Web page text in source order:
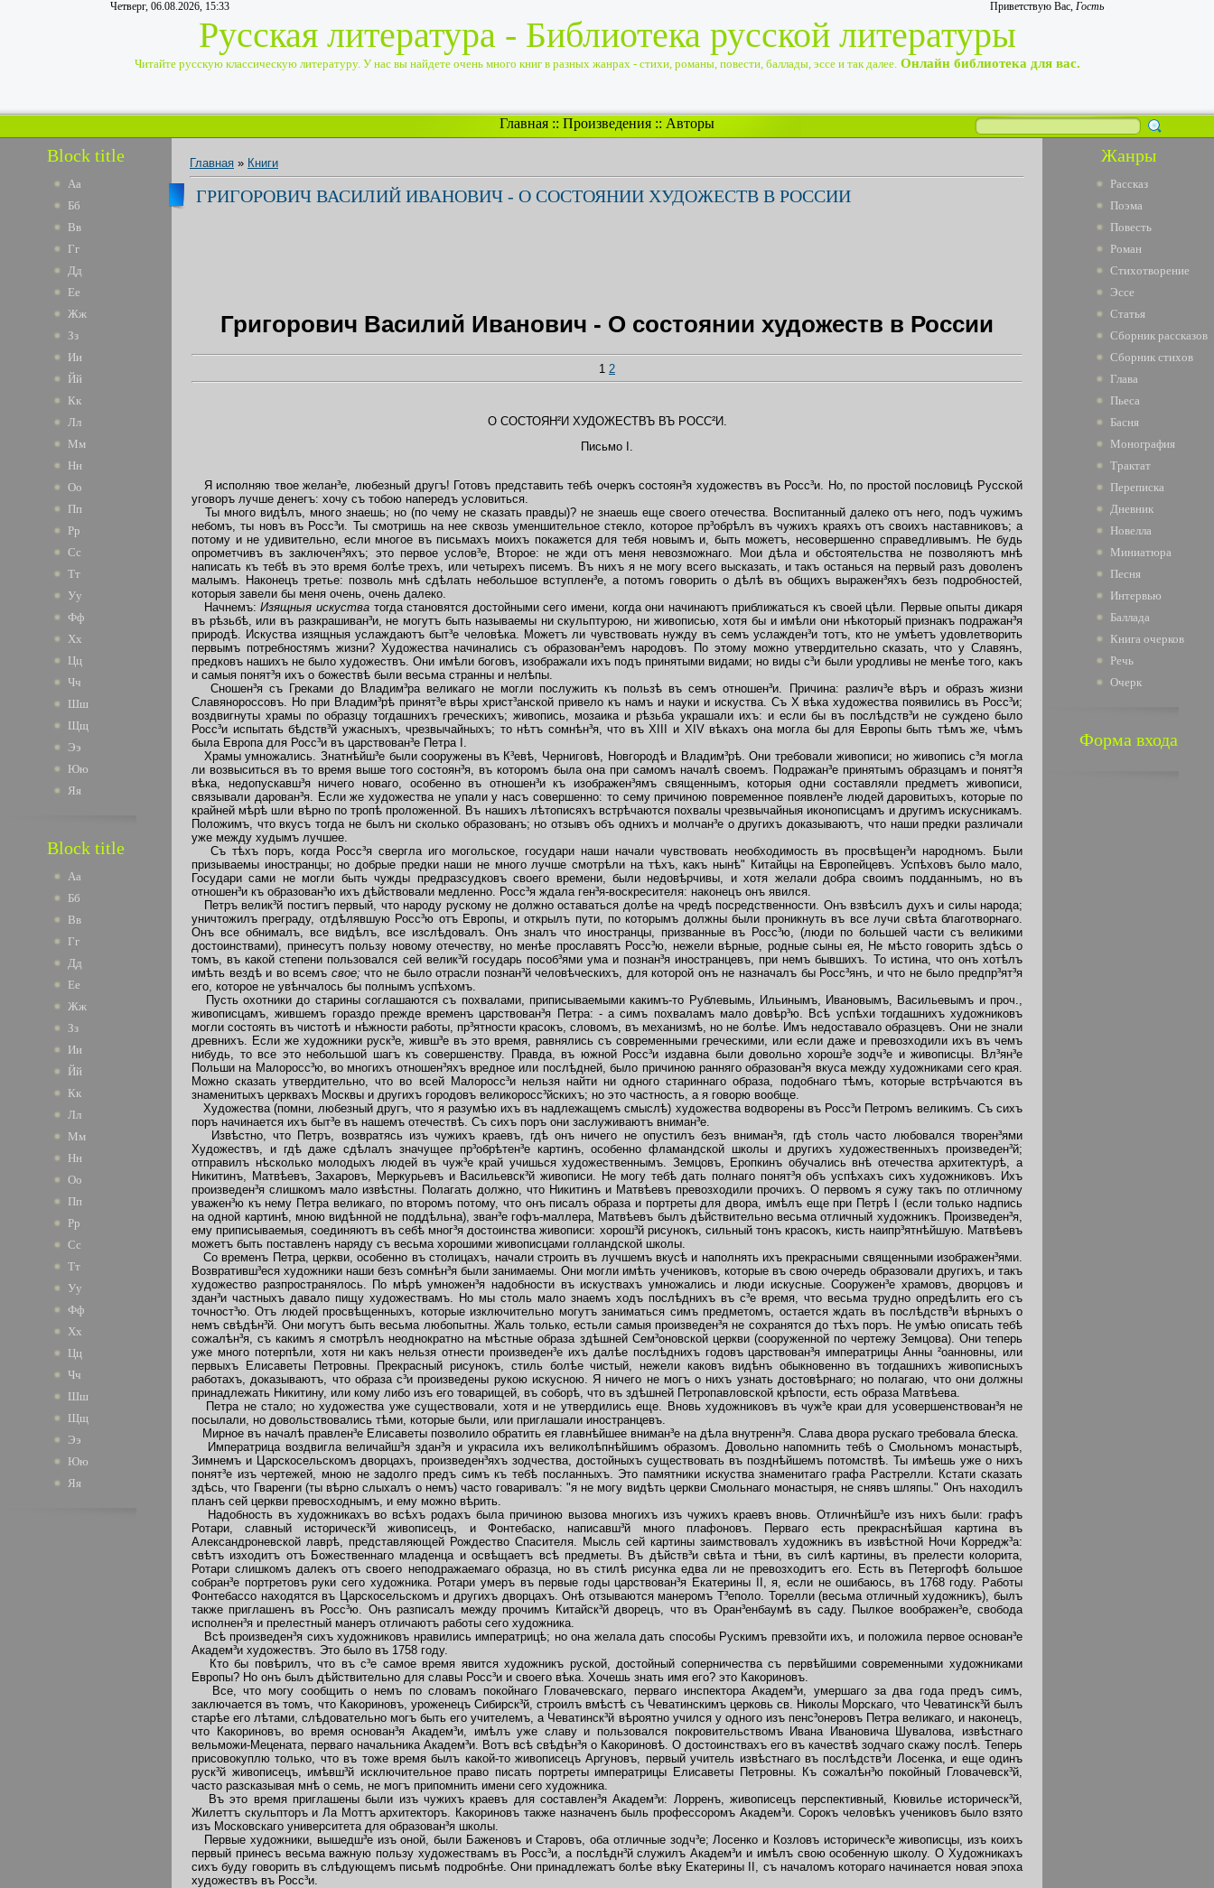
Четверг, 06.08.2026, 15:33 Приветствую Вас, Гость
Русская литература - Библиотека русской литературы
Читайте русскую классическую литературу. У нас вы найдете очень много книг в разных жанрах - стихи, романы, повести, баллады, эссе и так далее. Онлайн библиотека для вас.
Главная :: Произведения :: Авторы
Block title
Аа
Бб
Вв
Гг
Дд
Ее
Жж
Зз
Ии
Йй
Кк
Лл
Мм
Нн
Оо
Пп
Рр
Сс
Тт
Уу
Фф
Хх
Цц
Чч
Шш
Щщ
Ээ
Юю
Яя
Block title
Аа
Бб
Вв
Гг
Дд
Ее
Жж
Зз
Ии
Йй
Кк
Лл
Мм
Нн
Оо
Пп
Рр
Сс
Тт
Уу
Фф
Хх
Цц
Чч
Шш
Щщ
Ээ
Юю
Яя
Главная » Книги
ГРИГОРОВИЧ ВАСИЛИЙ ИВАНОВИЧ - О СОСТОЯНИИ ХУДОЖЕСТВ В РОССИИ
Григорович Василий Иванович - О состоянии художеств в России
1 2
О СОСТОЯН²И ХУДОЖЕСТВЪ ВЪ РОСС²И.
Письмо I.
Я исполняю твое желан³е, любезный другъ! Готовъ представить тебѣ очеркъ состоян³я художествъ въ Росс³и. Но, по простой пословицѣ Русской
уговоръ лучше денегъ: хочу съ тобою напередъ условиться.
Ты много видѣлъ, много знаешь; но (по чему не сказать правды)? не знаешь еще своего отечества. Воспитанный далеко отъ него, подъ чужимъ
небомъ, ты новъ въ Росс³и. Ты смотришь на нее сквозь уменшительное стекло, которое пр³обрѣлъ въ чужихъ краяхъ отъ своихъ наставниковъ; а
потому и не удивительно, если многое въ письмахъ моихъ покажется для тебя новымъ и, быть можетъ, несовершенно справедливымъ. Не будь
опрометчивъ въ заключен³яхъ; это первое услов³е, Второе: не жди отъ меня невозможнаго. Мои дѣла и обстоятельства не позволяютъ мнѣ
написать къ тебѣ въ это время болѣе трехъ, или четырехъ писемъ. Въ нихъ я не могу всего высказать, и такъ останься на первый разъ доволенъ
малымъ. Наконецъ третье: позволь мнѣ сдѣлать небольшое вступлен³е, а потомъ говорить о дѣлѣ въ общихъ выражен³яхъ безъ подробностей,
которыя завели бы меня очень, очень далеко.
Начнемъ:Изящныя искуства тогда становятся достойными сего имени, когда они начинаютъ приближаться къ своей цѣли. Первые опыты дикаря
въ рѣзьбѣ, или въ разкрашиван³и, не могутъ быть называемы ни скульптурою, ни живописью, хотя бы и имѣли они нѣкоторый признакъ подражан³я
природѣ. Искуства изящныя услаждаютъ быт³е человѣка. Можетъ ли чувствовать нужду въ семъ услажден³и тотъ, кто не умѣетъ удовлетворить
первымъ потребностямъ жизни? Художества начинались съ образован³емъ народовъ. По этому можно утвердительно сказать, что у Славянъ,
предковъ нашихъ не было художествъ. Они имѣли боговъ, изображали ихъ подъ принятыми видами; но виды с³и были уродливы не менѣе того, какъ
и самыя понят³я ихъ о божествѣ были весьма странны и нелѣпы.
Сношен³я съ Греками до Владим³ра великаго не могли послужить къ пользѣ въ семъ отношен³и. Причина: различ³е вѣръ и образъ жизни
Славянороссовъ. Но при Владим³рѣ принят³е вѣры христ³анской привело къ намъ и науки и искуства. Съ X вѣка художества появились въ Росс³и;
воздвигнуты храмы по образцу тогдашнихъ греческихъ; живопись, мозаика и рѣзьба украшали ихъ: и если бы въ послѣдств³и не суждено было
Росс³и испытать бѣдств³й ужасныхъ, чрезвычайныхъ; то нѣтъ сомнѣн³я, что въ XIII и XIV вѣкахъ она могла бы для Европы быть тѣмъ же, чѣмъ
была Европа для Росс³и въ царствован³е Петра I.
Храмы умножались. Знатнѣйш³е были сооружены въ К³евѣ, Черниговѣ, Новгородѣ и Владим³рѣ. Они требовали живописи; но живопись с³я могла
ли возвыситься въ то время выше того состоян³я, въ которомъ была она при самомъ началѣ своемъ. Подражан³е принятымъ образцамъ и понят³я
вѣка, недопускавш³я ничего новаго, особенно въ отношен³и къ изображен³ямъ священнымъ, которыя одни составляли предметъ живописи,
связывали дарован³я. Если же художества не упали у насъ совершенно: то сему причиною повременное появлен³е людей даровитыхъ, которые по
крайней мѣрѣ шли вѣрно по тропѣ проложенной. Въ нашихъ лѣтописяхъ встрѣчаются похвалы чрезвычайныя иконописцамъ и другимъ искусникамъ.
Положимъ, что вкусъ тогда не былъ ни сколько образованъ; но отзывъ объ однихъ и молчан³е о другихъ доказываютъ, что наши предки различали
уже между худымъ лучшее.
Съ тѣхъ поръ, когда Росс³я свергла иго могольское, государи наши начали чувствовать необходимость въ просвѣщен³и народномъ. Были
призываемы иностранцы; но добрые предки наши не много лучше смотрѣли на тѣхъ, какъ нынѣ" Китайцы на Европейцевъ. Успѣховъ было мало,
Государи сами не могли быть чужды предразсудковъ своего времени, были недовѣрчивы, и хотя желали добра своимъ подданнымъ, но въ
отношен³и къ образован³ю ихъ дѣйствовали медленно. Росс³я ждала ген³я-воскресителя: наконецъ онъ явился.
Петръ велик³й постигъ первый, что народу рускому не должно оставаться долѣе на чредѣ посредственности. Онъ взвѣсилъ духъ и силы народа;
уничтожилъ преграду, отдѣлявшую Росс³ю отъ Европы, и открылъ пути, по которымъ должны были проникнуть въ все лучи свѣта благотворнаго.
Онъ все обнималъ, все видѣлъ, все изслѣдовалъ. Онъ зналъ что иностранцы, призванные въ Росс³ю, (люди по большей части съ великими
достоинствами), принесутъ пользу новому отечеству, но менѣе прославятъ Росс³ю, нежели вѣрные, родные сыны ея, Не мѣсто говорить здѣсь о
томъ, въ какой степени пользовался сей велик³й государь пособ³ями ума и познан³я иностранцевъ, при немъ бывшихъ. То истина, что онъ хотѣлъ
имѣть вездѣ и во всемъ свое;что не было отрасли познан³й человѣческихъ, для которой онъ не назначалъ бы Росс³янъ, и что не было предпр³ят³я
его, которое не увѣнчалось бы полнымъ успѣхомъ.
Пусть охотники до старины соглашаются съ похвалами, приписываемыми какимъ-то Рублевымь, Ильинымъ, Ивановымъ, Васильевымъ и проч.,
живописцамъ, жившемъ гораздо прежде временъ царствован³я Петра: - а симъ похваламъ мало довѣр³ю. Всѣ успѣхи тогдашнихъ художниковъ
могли состоять въ чистотѣ и нѣжности работы, пр³ятности красокъ, словомъ, въ механизмѣ, но не болѣе. Имъ недоставало образцевъ. Они не знали
древнихъ. Если же художники руск³е, живш³е въ это время, равнялись съ современными греческими, или если даже и превозходили ихъ въ чемъ
нибудь, то все это небольшой шагъ къ совершенству. Правда, въ южной Росс³и издавна были довольно хорош³е зодч³е и живописцы. Вл³ян³е
Польши на Малоросс³ю, во многихъ отношен³яхъ вредное или послѣдней, было причиною ранняго образован³я вкуса между художниками сего края.
Можно сказать утвердительно, что во всей Малоросс³и нельзя найти ни одного стариннаго образа, подобнаго тѣмъ, которые встрѣчаются въ
знаменитыхъ церквахъ Москвы и другихъ городовъ великоросс³йскихъ; но это частность, а я говорю вообще.
Художества (помни, любезный другъ, что я разумѣю ихъ въ надлежащемъ смыслѣ) художества водворены въ Росс³и Петромъ великимъ. Съ сихъ
поръ начинается ихъ быт³е въ нашемъ отечествѣ. Съ сихъ поръ они заслуживаютъ вниман³е.
Извѣстно, что Петръ, возвратясь изъ чужихъ краевъ, гдѣ онъ ничего не опустилъ безъ вниман³я, гдѣ столь часто любовался творен³ями
Художествъ, и гдѣ даже сдѣлалъ значущее пр³обрѣтен³е картинъ, особенно фламандской школы и другихъ художественныхъ произведен³й;
отправилъ нѣсколько молодыхъ людей въ чуж³е край учишься художественнымъ. Земцовъ, Еропкинъ обучались внѣ отечества архитектурѣ, а
Никитинъ, Матвѣевъ, Захаровъ, Меркурьевъ и Васильевск³й живописи. Не могу тебѣ дать полнаго понят³я объ успѣхахъ сихъ художниковъ. Ихъ
произведен³я слишкомъ мало извѣстны. Полагать должно, что Никитинъ и Матвѣевъ превозходили прочихъ. О первомъ я сужу такъ по отличному
уважен³ю къ нему Петра великаго, по второмъ потому, что онъ писалъ образа и портреты для двора, имѣлъ еще при Петрѣ I (если только надпись
на одной картинѣ, мною видѣнной не поддѣльна), зван³е гофъ-маллера, Матвѣевъ былъ дѣйствительно весьма отличный художникъ. Произведен³я,
ему приписываемыя, соединяютъ въ себѣ мног³я достоинства живописи: хорош³й рисунокъ, сильный тонъ красокъ, кисть наипр³ятнѣйшую. Матвѣевъ
можетъ быть поставленъ наряду съ весьма хорошими живописцами голландской школы.
Со временъ Петра, церкви, особенно въ столицахъ, начали строить въ лучшемъ вкусѣ и наполнять ихъ прекрасными священными изображен³ями.
Возвративш³еся художники наши безъ сомнѣн³я были занимаемы. Они могли имѣть учениковъ, которые въ свою очередь образовали другихъ, и такъ
художество разпространялось. По мѣрѣ умножен³я надобности въ искуствахъ умножались и люди искусные. Сооружен³е храмовъ, дворцовъ и
здан³и частныхъ давало пищу художествамъ. Но мы столь мало знаемъ ходъ послѣднихъ въ с³е время, что весьма трудно опредѣлить его съ
точност³ю. Отъ людей просвѣщенныхъ, которые изключительно могутъ заниматься симъ предметомъ, остается ждать въ послѣдств³и вѣрныхъ о
немъ свѣдѣн³й. Они могутъ быть весьма любопытны. Жаль только, естьли самыя произведен³я не сохранятся до тѣхъ поръ. Не умѣю описать тебѣ
сожалѣн³я, съ какимъ я смотрѣлъ неоднократно на мѣстные образа здѣшней Сем³оновской церкви (сооруженной по чертежу Земцова). Они теперь
уже много потерпѣли, хотя ни какъ нельзя отнести произведен³е ихъ далѣе послѣднихъ годовъ царствован³я императрицы Анны ²оанновны, или
первыхъ Елисаветы Петровны. Прекрасный рисунокъ, стиль болѣе чистый, нежели каковъ видѣнъ обыкновенно въ тогдашнихъ живописныхъ
работахъ, доказываютъ, что образа с³и произведены рукою искусною. Я ничего не могъ о нихъ узнать достовѣрнаго; но полагаю, что они должны
принадлежать Никитину, или кому либо изъ его товарищей, въ соборѣ, что въ здѣшней Петропавловской крѣпости, есть образа Матвѣева.
Петра не стало; но художества уже существовали, хотя и не утвердились еще. Вновь художниковъ въ чуж³е краи для усовершенствован³я не
посылали, но довольствовались тѣми, которые были, или приглашали иностранцевъ.
Мирное въ началѣ правлен³е Елисаветы позволило обратить ея главнѣйшее вниман³е на дѣла внутренн³я. Слава двора рускаго требовала блеска.
Императрица воздвигла величайш³я здан³я и украсила ихъ великолѣпнѣйшимъ образомъ. Довольно напомнить тебѣ о Смольномъ монастырѣ,
Зимнемъ и Царскосельскомъ дворцахъ, произведен³яхъ зодчества, достойныхъ существовать въ позднѣйшемъ потомствѣ. Ты имѣешь уже о нихъ
понят³е изъ чертежей, мною не задолго предъ симъ къ тебѣ посланныхъ. Это памятники искуства знаменитаго графа Растрелли. Кстати сказать
здѣсь, что Гваренги (ты вѣрно слыхалъ о немъ) часто говаривалъ: "я не могу видѣть церкви Смольнаго монастыря, не снявъ шляпы." Онъ находилъ
планъ сей церкви превосходнымъ, и ему можно вѣрить.
Надобность въ художникахъ во всѣхъ родахъ была причиною вызова многихъ изъ чужихъ краевъ вновь. Отличнѣйш³е изъ нихъ были: графъ
Ротари, славный историческ³й живописецъ, и Фонтебаско, написавш³й много плафоновъ. Перваго есть прекраснѣйшая картина въ
Александроневской лаврѣ, представляющей Рождество Спасителя. Мысль сей картины заимствовалъ художникъ въ извѣстной Ночи Корредж³а:
свѣтъ изходитъ отъ Божественнаго младенца и освѣщаетъ всѣ предметы. Въ дѣйств³и свѣта и тѣни, въ силѣ картины, въ прелести колорита,
Ротари слишкомъ далекъ отъ своего неподражаемаго образца, но въ стилѣ рисунка едва ли не превозходитъ его. Есть въ Петергофѣ большое
собран³е портретовъ руки сего художника. Ротари умеръ въ первые годы царствован³я Екатерины II, я, если не ошибаюсь, въ 1768 году. Работы
Фонтебассо находятся въ Царскосельскомъ и другихъ дворцахъ. Онѣ отзываются манеромъ Т³еполо. Торелли (весьма отличный художникъ), былъ
также приглашенъ въ Росс³ю. Онъ разписалъ между прочимъ Китайск³й дворецъ, что въ Оран³енбаумѣ въ саду. Пылкое воображен³е, свобода
исполнен³я и прелестный манеръ отличаютъ работы сего художника.
Всѣ произведен³я сихъ художниковъ нравились императрицѣ; но она желала дать способы Рускимъ превзойти ихъ, и положила первое основан³е
Академ³и художествъ. Это было въ 1758 году.
Кто бы повѣрилъ, что въ с³е самое время явится художникъ руской, достойный соперничества съ первѣйшими современными художниками
Европы? Но онъ былъ дѣйствительно для славы Росс³и и своего вѣка. Хочешь знать имя его? это Какориновъ.
Все, что могу сообщить о немъ по словамъ покойнаго Гловачевскаго, перваго инспектора Академ³и, умершаго за два года предъ симъ,
заключается въ томъ, что Какориновъ, уроженецъ Сибирск³й, строилъ вмѣстѣ съ Чеватинскимъ церковь св. Николы Морскаго, что Чеватинск³й былъ
старѣе его лѣтами, слѣдовательно могъ быть его учителемъ, а Чеватинск³й вѣроятно учился у одного изъ пенс³онеровъ Петра великаго, и наконецъ,
что Какориновъ, во время основан³я Академ³и, имѣлъ уже славу и пользовался покровительствомъ Ивана Ивановича Шувалова, извѣстнаго
вельможи-Мецената, перваго начальника Академ³и. Вотъ всѣ свѣдѣн³я о Какориновѣ. О достоинствахъ его въ качествѣ зодчаго скажу послѣ. Теперь
присовокуплю только, что въ тоже время былъ какой-то живописецъ Аргуновъ, первый учитель извѣстнаго въ послѣдств³и Лосенка, и еще одинъ
руск³й живописецъ, имѣвш³й исключительное право писать портреты императрицы Елисаветы Петровны. Къ сожалѣн³ю покойный Гловачевск³й,
часто разсказывая мнѣ о семь, не могъ припомнить имени сего художника.
Въ это время приглашены были изъ чужихъ краевъ для составлен³я Академ³и: Лорренъ, живописецъ перспективный, Кювилье историческ³й,
Жилеттъ скульпторъ и Ла Моттъ архитекторъ. Какориновъ также назначенъ быль профессоромъ Академ³и. Сорокъ человѣкъ учениковъ было взято
изъ Московскаго университета для образован³я школы.
Первые художники, вышедш³е изъ оной, были Баженовъ и Старовъ, оба отличные зодч³е; Лосенко и Козловъ историческ³е живописцы, изъ коихъ
первый принесъ весьма важную пользу художествамъ въ Росс³и, а послѣдн³й служилъ Академ³и и имѣлъ свою особенную школу. О Художникахъ
сихъ буду говорить въ слѣдующемъ письмѣ подробнѣе. Они принадлежатъ болѣе вѣку Екатерины II, съ началомъ котораго начинается новая эпоха
художествъ въ Росс³и.
Жанры
Рассказ
Поэма
Повесть
Роман
Стихотворение
Эссе
Статья
Сборник рассказов
Сборник стихов
Глава
Пьеса
Басня
Монография
Трактат
Переписка
Дневник
Новелла
Миниатюра
Песня
Интервью
Баллада
Книга очерков
Речь
Очерк
Форма входа